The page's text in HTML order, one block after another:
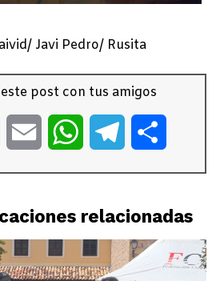
Javi Pedro/ Rusita
post con tus amigos
Twitter Email WhatsAppTelegram
relacionadas